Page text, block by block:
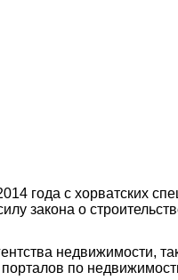
года с хорватских
закона о
недвижимости,
по